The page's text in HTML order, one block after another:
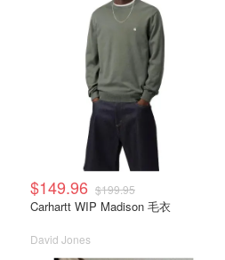
$149.96 $199.95
Carhartt WIP Madison 毛衣
David Jones